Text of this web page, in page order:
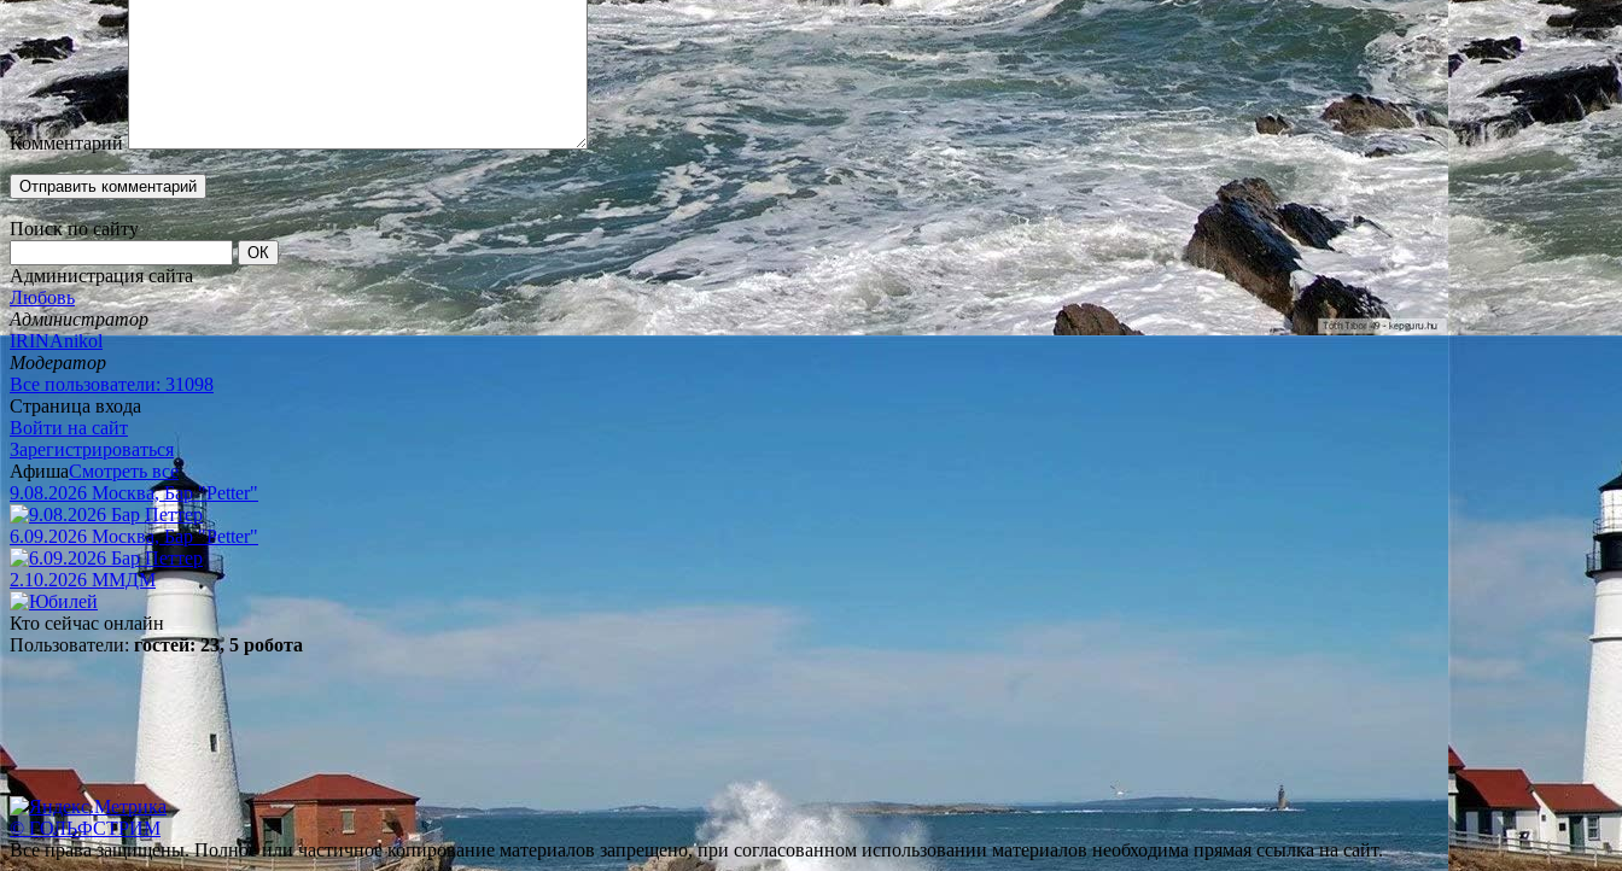
Комментарий
Поиск по сайту
Администрация сайта
Любовь
Администратор
IRINAnikol
Модератор
Все пользователи: 31098
Страница входа
Войти на сайт
Зарегистрироваться
АфишаСмотреть все
9.08.2026 Москва, Бар "Petter"
6.09.2026 Москва, Бар "Petter"
2.10.2026 ММДМ
Кто сейчас онлайн
Пользователи: гостей: 23, 5 робота
© ГОЛЬФСТРИМ
Все права защищены. Полное или частичное копирование материалов запрещено, при согласованном использовании материалов необходима прямая ссылка на сайт.